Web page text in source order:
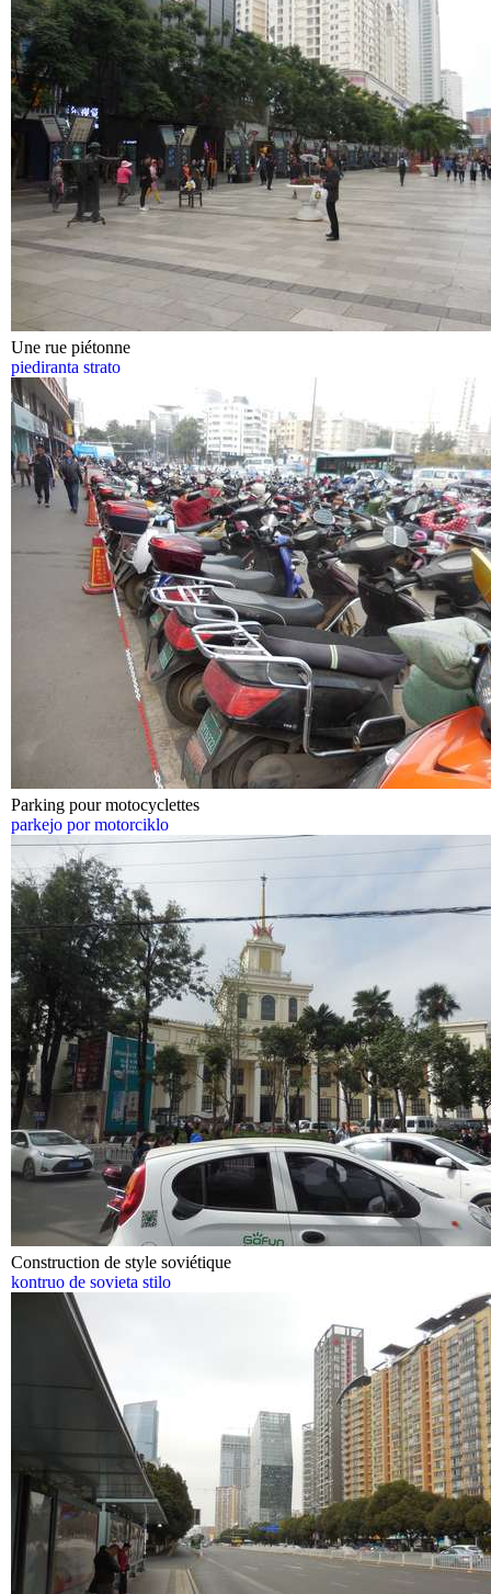
Une rue piétonne
piediranta strato
Parking pour motocyclettes
parkejo por motorciklo
Construction de style soviétique
kontruo de sovieta stilo